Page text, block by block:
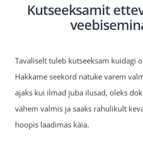
Kutseeksamit
Tavaliselt tuleb kutseeksam kuidagi
Hakkame seekord natuke varem
ajaks kui ilmad juba ilusad, oleks
vähem valmis ja saaks rahulikult
hoopis laadimas käia.